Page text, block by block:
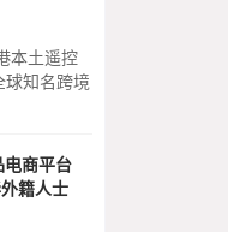
本土遥控
知名跨境
商平台
籍人士